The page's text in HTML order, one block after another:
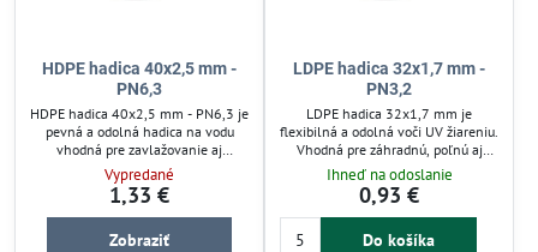
HDPE hadica 40x2,5 mm -
PN6,3
HDPE hadica 40x2,5 mm - PN6,3 je
pevná a odolná hadica na vodu
vhodná pre zavlažovanie aj
vodovodné systémy. Zvláda vysoký
tlak, UV žiarenie a mechanické
poškodenie, čo zabezpečuje
dlhodobú životnosť v náročnom
prostredí. Je flexibilná, tvarovo
Vypredané
1,33 €
Zobraziť
LDPE hadica 32x1,7 mm -
PN3,2
LDPE hadica 32x1,7 mm je
flexibilná a odolná voči UV žiareniu.
Vhodná pre záhradnú, poľnú aj
skleníkovú závlahu vrátane
kvapkovej závlahy. Zabezpečuje
spoľahlivý rozvod vody pri tlaku do
3 barov. Ľahká manipulácia a dlhá
životnosť zlepšujú efektivitu
Ihneď na odoslanie
0,93 €
Do košíka